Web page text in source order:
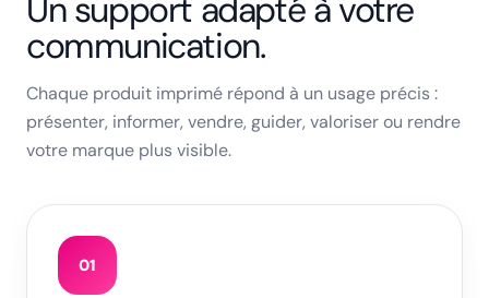
Un support adapté à votre
communication.
Chaque produit imprimé répond à un usage précis :
présenter, informer, vendre, guider, valoriser ou rendre
votre marque plus visible.
01